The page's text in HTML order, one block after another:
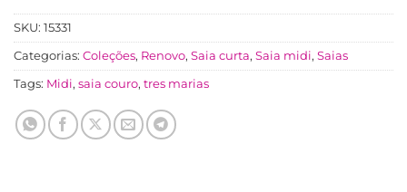
SKU: 15331
Categorias: Coleções, Renovo, Saia curta, Saia midi, Saias
Tags: Midi, saia couro, tres marias